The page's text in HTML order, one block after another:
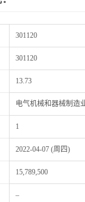
301120
301120
13.73
电气机械和器械制造
1
2022-04-07 (周四)
15,789,500
–